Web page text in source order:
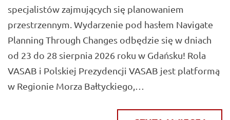
specjalistów zajmujących się planowaniem
przestrzennym. Wydarzenie pod hasłem Navigate
Planning Through Changes odbędzie się w dniach
od 23 do 28 sierpnia 2026 roku w Gdańsku! Rola
VASAB i Polskiej Prezydencji VASAB jest platformą
w Regionie Morza Bałtyckiego,…